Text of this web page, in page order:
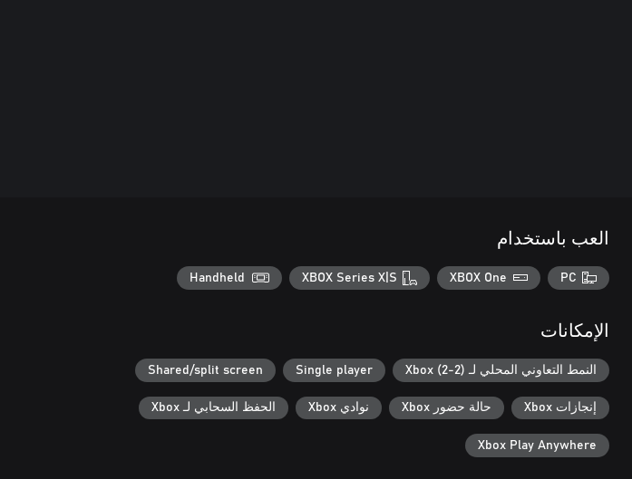
العب باستخدام
PC
XBOX One
XBOX Series X|S
Handheld
الإمكانات
النمط التعاوني المحلي لـ Xbox (2-2) Single player
Shared/split screen
إنجازات Xbox حالة حضور Xbox نوادي Xbox الحفظ السحابي لـ Xbox
Xbox Play Anywhere